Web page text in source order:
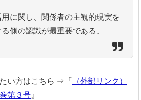
に関し、関係者の主観的現実を
側の認識が最重要である。
い方はこちら ⇒『 （外部リンク）
第３号』